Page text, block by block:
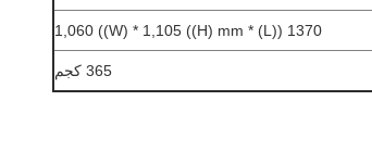
1370 ((L) * 1,060 ((W) * 1,105 ((H) mm
365 كجم